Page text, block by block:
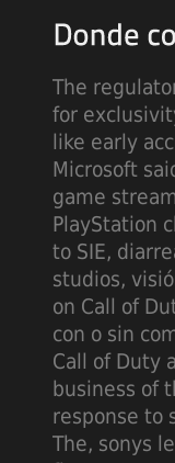
The
for
like early
Microsoft
game
PlayStation
to SIE,
studios,
on Call of
con o sin
Call of Duty
business of
response to
The, sonys